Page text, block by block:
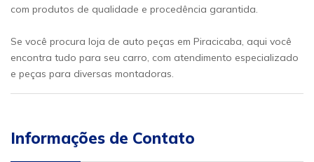
com produtos de qualidade e procedência garantida.
Se você procura loja de auto peças em Piracicaba, aqui você
encontra tudo para seu carro, com atendimento especializado
e peças para diversas montadoras.
Informações de Contato